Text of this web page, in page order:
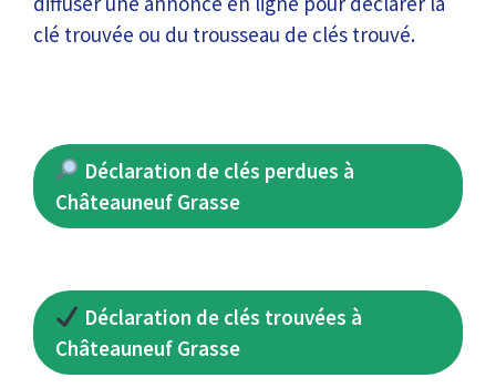
clé trouvée ou du trousseau de clés trouvé.
Déclaration de clés perdues à
Châteauneuf Grasse
Déclaration de clés trouvées à
Châteauneuf Grasse